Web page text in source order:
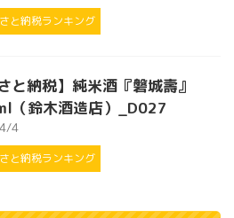
と納税ランキング
と納税】純米酒『磐城壽』
（鈴木酒造店）_D027
4
と納税ランキング